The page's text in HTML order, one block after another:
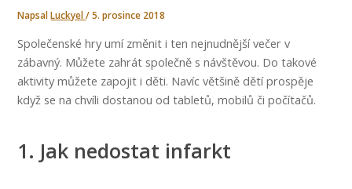
NapsalLuckyel/5. prosince 2018
Společenské hry umí změnit i ten nejnudnější večer v
zábavný. Můžete zahrát společně s návštěvou. Do takové
aktivity můžete zapojit i děti. Navíc většině dětí prospěje
když se na chvíli dostanou od tabletů, mobilů či počítačů.
1. Jak nedostat infarkt